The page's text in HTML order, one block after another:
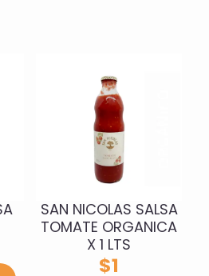
SAN NICOLAS SALSA
TOMATE ORGANICA
X 1 LTS
$1